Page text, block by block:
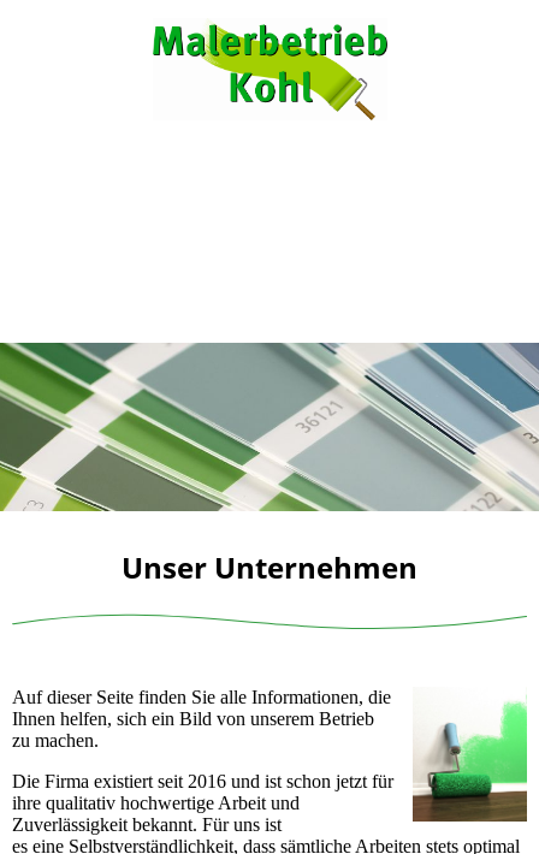
Unser Unternehmen
Auf dieser Seite finden Sie alle Informationen, die
Ihnen helfen, sich ein Bild von unserem Betrieb
zu machen.
Die Firma existiert seit 2016 und ist schon jetzt für
ihre qualitativ hochwertige Arbeit und
Zuverlässigkeit bekannt. Für uns ist
es eine Selbstverständlichkeit, dass sämtliche Arbeiten stets optimal